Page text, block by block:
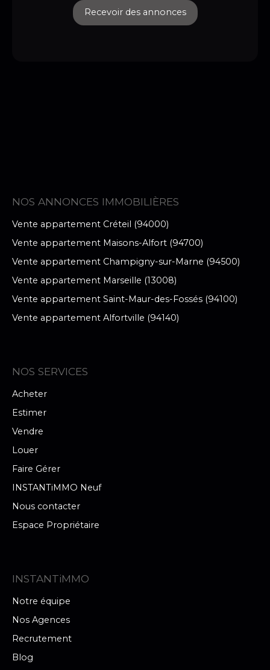
Recevoir des annonces
NOS ANNONCES IMMOBILIÈRES
Vente appartement Créteil (94000)
Vente appartement Maisons-Alfort (94700)
Vente appartement Champigny-sur-Marne (94500)
Vente appartement Marseille (13008)
Vente appartement Saint-Maur-des-Fossés (94100)
Vente appartement Alfortville (94140)
NOS SERVICES
Acheter
Estimer
Vendre
Louer
Faire Gérer
INSTANTiMMO Neuf
Nous contacter
Espace Propriétaire
INSTANTiMMO
Notre équipe
Nos Agences
Recrutement
Blog